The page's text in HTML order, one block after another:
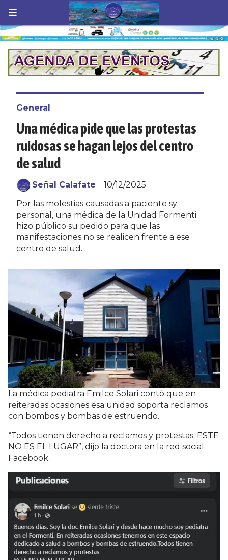
Una médica pide que las protestas
ruidosas se hagan lejos del centro
de salud
Por las molestias causadas a paciente sy
personal, una médica de la Unidad Formenti
hizo público su pedido para que las
manifestaciones no se realicen frente a ese
centro de salud.
General
10/12/2025
Señal Calafate
La médica pediatra Emilce Solari contó que en
reiteradas ocasiones esa unidad soporta reclamos
con bombos y bombas de estruendo.
“Todos tienen derecho a reclamos y protestas. ESTE
NO ES EL LUGAR”, dijo la doctora en la red social
Facebook.